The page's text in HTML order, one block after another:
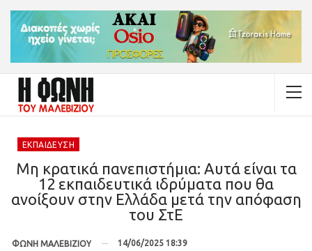
ΕΚΠΑΊΔΕΥΣΗ
Μη κρατικά πανεπιστήμια: Αυτά είναι τα
12 εκπαιδευτικά ιδρύματα που θα
ανοίξουν στην Ελλάδα μετά την απόφαση
του ΣτΕ
ΦΩΝΗ ΜΑΛΕΒΙΖΙΟΥ 14/06/2025 18:39